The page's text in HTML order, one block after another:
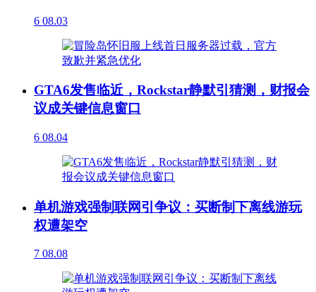
6 08.03
GTA6发售临近，Rockstar静默引猜测，财报会
议成关键信息窗口
6 08.04
单机游戏强制联网引争议：买断制下离线游玩
权遭架空
7 08.08